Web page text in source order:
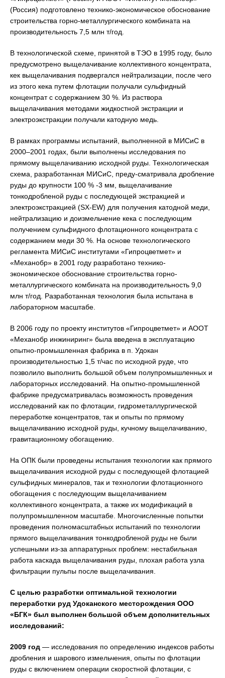
(Россия) подготовлено технико-экономическое обоснование
строительства горно-металлургического комбината на
производительность 7,5 млн т/год.
В технологической схеме, принятой в ТЭО в 1995 году, было
предусмотрено выщелачивание коллективного концентрата,
кек выщелачивания подвергался нейтрализации, после чего
из этого кека путем флотации получали сульфидный
концентрат с содержанием 30 %. Из раствора
выщелачивания методами жидкостной экстракции и
электроэкстракции получали катодную медь.
В рамках программы испытаний, выполненной в МИСиС в
2000–2001 годах, были выполнены исследования по
прямому выщелачиванию исходной руды. Технологическая
схема, разработанная МИСиС, преду-сматривала дробление
руды до крупности 100 % -3 мм, выщелачивание
тонкодробленой руды с последующей экстракцией и
электроэкстракцией (SX-EW) для получения катодной меди,
нейтрализацию и доизмельчение кека с последующим
получением сульфидного флотационного концентрата с
содержанием меди 30 %. На основе технологического
регламента МИСиС институтами «Гипроцветмет» и
«Механобр» в 2001 году разработано технико-
экономическое обоснование строительства горно-
металлургического комбината на производительность 9,0
млн т/год. Разработанная технология была испытана в
лабораторном масштабе.
В 2006 году по проекту институтов «Гипроцветмет» и АООТ
«Механобр инжиниринг» была введена в эксплуатацию
опытно-промышленная фабрика в п. Удокан
производительностью 1,5 т/час по исходной руде, что
позволило выполнить большой объем полупромышленных и
лабораторных исследований. На опытно-промышленной
фабрике предусматривалась возможность проведения
исследований как по флотации, гидрометаллургической
переработке концентратов, так и опыты по прямому
выщелачиванию исходной руды, кучному выщелачиванию,
гравитационному обогащению.
На ОПК были проведены испытания технологии как прямого
выщелачивания исходной руды с последующей флотацией
сульфидных минералов, так и технологии флотационного
обогащения с последующим выщелачиванием
коллективного концентрата, а также их модификаций в
полупромышленном масштабе. Многочисленные попытки
проведения полномасштабных испытаний по технологии
прямого выщелачивания тонкодробленой руды не были
успешными из-за аппаратурных проблем: нестабильная
работа каскада выщелачивания руды, плохая работа узла
фильтрации пульпы после выщелачивания.
С целью разработки оптимальной технологии
переработки руд Удоканского месторождения ООО
«БГК» был выполнен большой объем дополнительных
исследований:
2009 год — исследования по определению индексов работы
дробления и шарового измельчения, опыты по флотации
руды с включением операции скоростной флотации, с